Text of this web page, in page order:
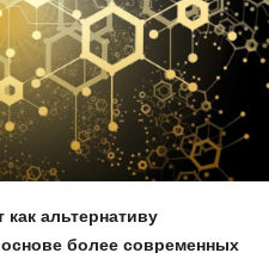
альтернативу
более современных